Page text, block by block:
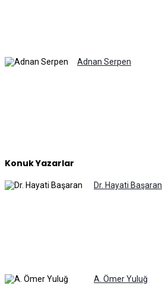
Adnan Serpen
Konuk Yazarlar
Dr. Hayati Başaran
A. Ömer Yuluğ